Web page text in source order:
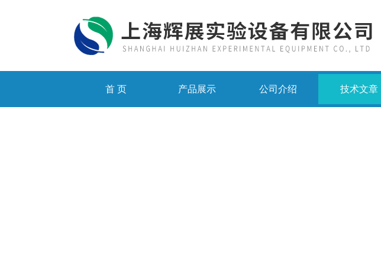
首 页 产品展示 公司介绍 技术文章